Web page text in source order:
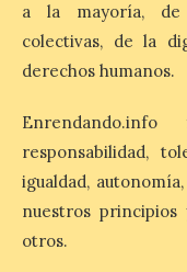
Iberia Club
utilizar Avios
Hoteles
6 Ago 2026
Los
a la mayoría, de
colectivas, de la
derechos humanos.
responsabilidad,
igualdad,
nuestros
otros.